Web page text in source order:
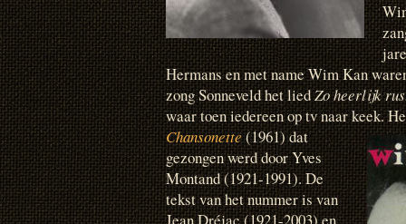
Hermans en met name Wim Kan
zong Sonneveld het liedZo heerlijk
waar toen iedereen op tv naar keek.
Chansonette(1961)dat
gezongen werd door Yves
Montand (1921-1991). De
tekst van het nummer is van